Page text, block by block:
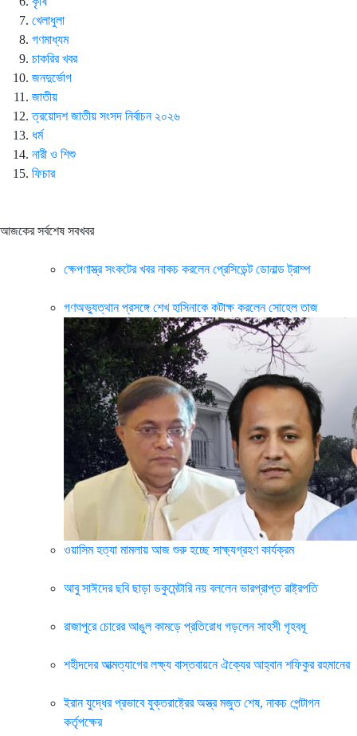
খেলাধুলা
গণমাধ্যম
চাকরির খবর
জনদুর্ভোগ
জাতীয়
ত্রয়োদশ জাতীয় সংসদ নির্বাচন ২০২৬
ধর্ম
নারী ও শিশু
ফিচার
আজকের সর্বশেষ সবখবর
ক্ষেপণাস্ত্র সংকটের খবর নাকচ করলেন প্রেসিডেন্ট ডোনাল্ড ট্রাম্প
গণঅভ্যুত্থান প্রসঙ্গে শেখ হাসিনাকে কটাক্ষ করলেন সোহেল তাজ
ওয়াসিম হত্যা মামলায় আজ শুরু হচ্ছে সাক্ষ্যগ্রহণ কার্যক্রম
আবু সাঈদের ছবি ছাড়া ডকুমেন্টারি নয় বললেন ভারপ্রাপ্ত রাষ্ট্রপতি
রাজাপুরে চোরের আঙুল কামড়ে প্রতিরোধ গড়লেন সাহসী গৃহবধূ
শহীদদের আত্মত্যাগের লক্ষ্য বাস্তবায়নে ঐক্যের আহ্বান শফিকুর রহমানের
ইরান যুদ্ধের প্রভাবে যুক্তরাষ্ট্রের অস্ত্র মজুত শেষ, নাকচ পেন্টাগন
কর্তৃপক্ষের